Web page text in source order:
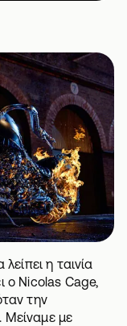
η ταινία
ο Nicolas Cage,
την
Μείναμε με